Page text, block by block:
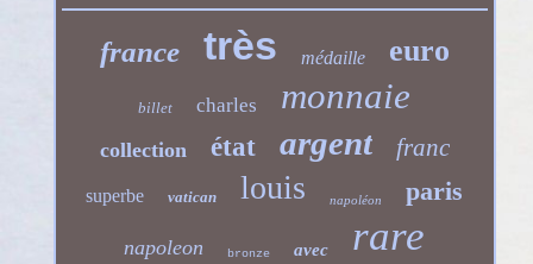
france très médaille euro
billet charles monnaie
collection état argent franc
superbe vatican louis napoléon paris
napoleon bronze avec rare